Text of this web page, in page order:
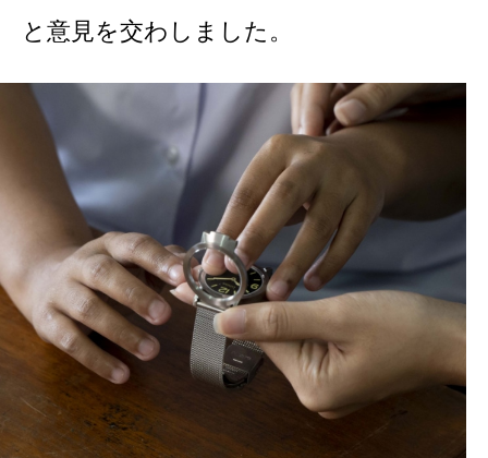
と意見を交わしました。